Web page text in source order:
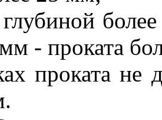
глубиной
- проката
проката не